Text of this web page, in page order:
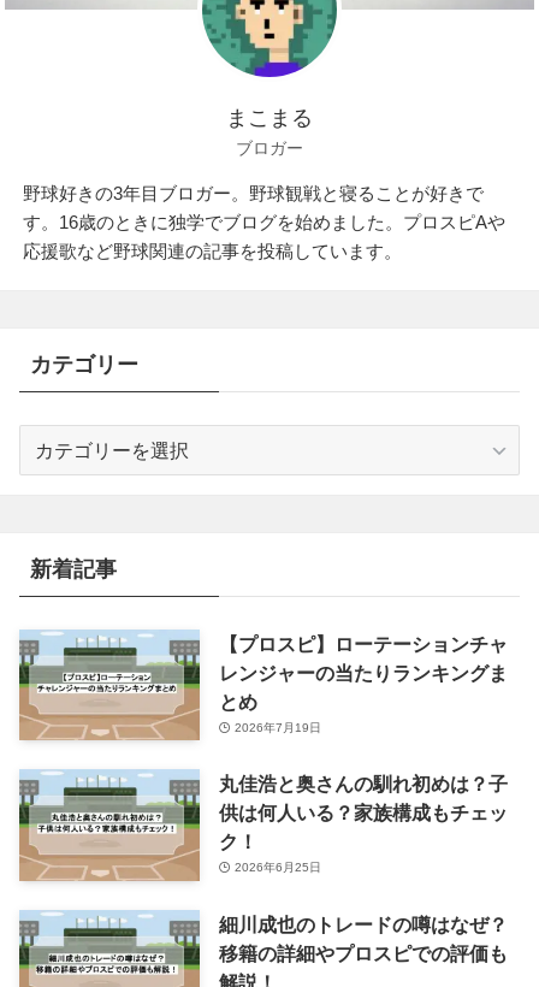
まこまる
ブロガー
野球好きの3年目ブロガー。野球観戦と寝ることが好きで
す。16歳のときに独学でブログを始めました。プロスピAや
応援歌など野球関連の記事を投稿しています。
カテゴリー
ー新着記事
【プロスピ】ローテーションチャ
レンジャーの当たりランキングま
とめ
2026年7月19日
丸佳浩と奥さんの馴れ初めは？子
供は何人いる？家族構成もチェッ
ク！
2026年6月25日
細川成也のトレードの噂はなぜ？
移籍の詳細やプロスピでの評価も
解説！